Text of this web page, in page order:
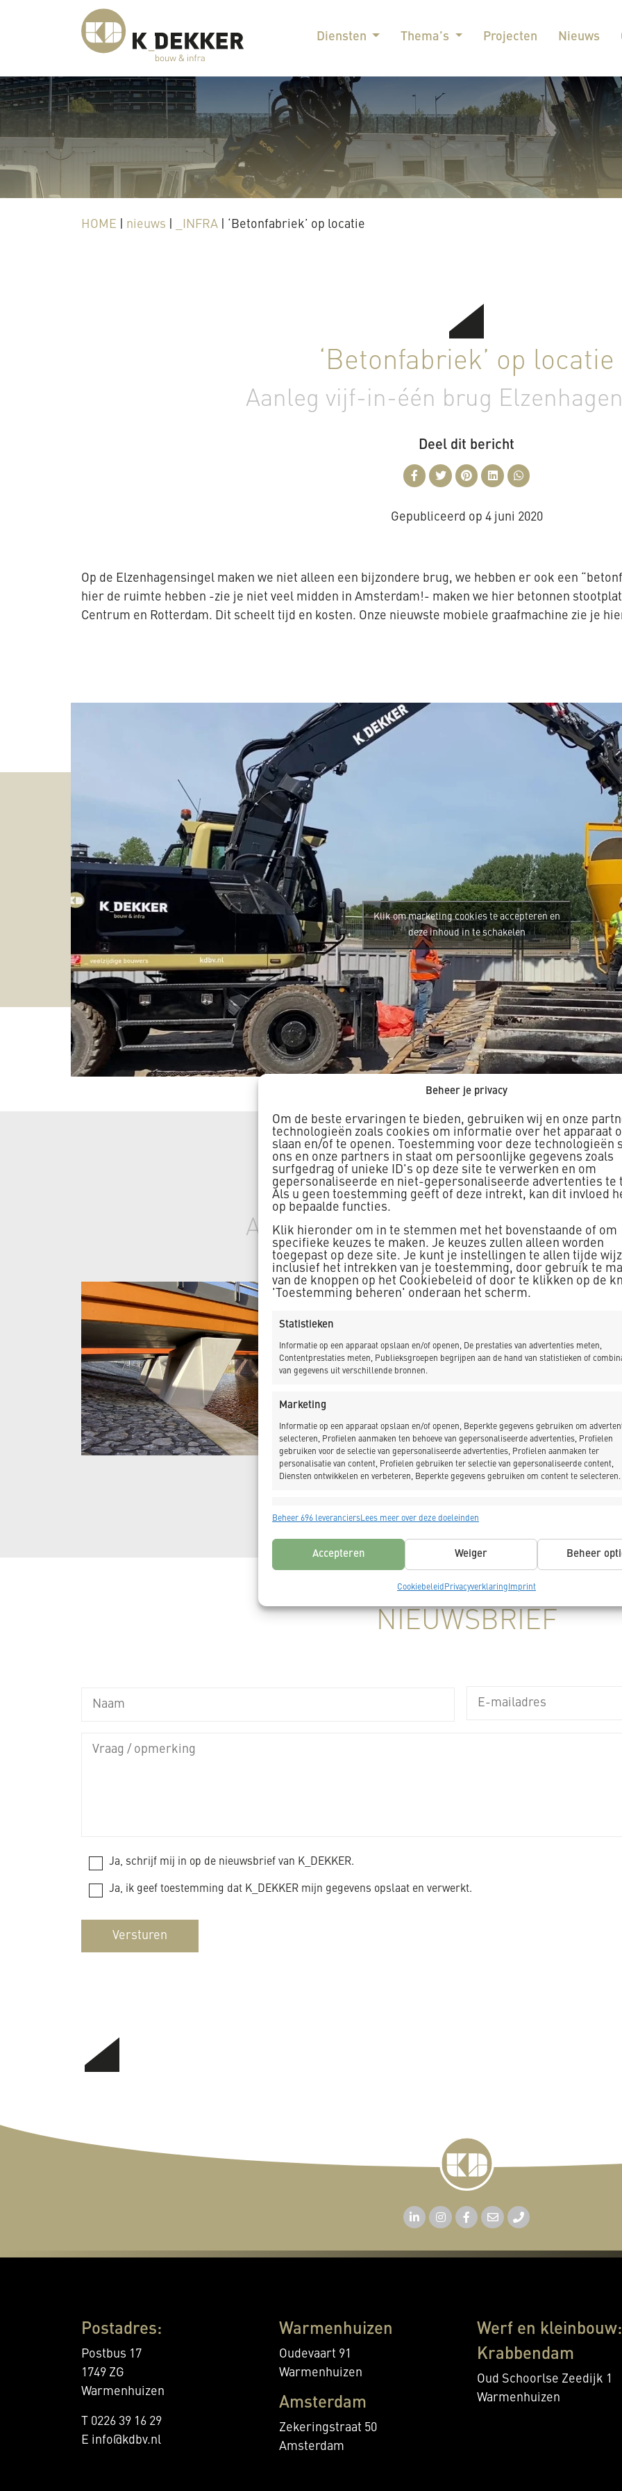
Beheer je privacy
Om de beste ervaringen te bieden, gebruiken wij en onze
technologieën zoals cookies om informatie over het apparaat
slaan en/of te openen. Toestemming voor deze technologieën
ons en onze partners in staat om persoonlijke gegevens zoals
surfgedrag of unieke ID's op deze site te verwerken en om
gepersonaliseerde en niet-gepersonaliseerde advertenties te
Als u geen toestemming geeft of deze intrekt, kan dit invloed
op bepaalde functies.
Klik hieronder om in te stemmen met het bovenstaande of om
specifieke keuzes te maken. Je keuzes zullen alleen worden
toegepast op deze site. Je kunt je instellingen te allen tijde
inclusief het intrekken van je toestemming, door gebruik te
van de knoppen op het Cookiebeleid of door te klikken op de
'Toestemming beheren' onderaan het scherm.
Statistieken
Informatie op een apparaat opslaan en/of openen, De prestaties van advertenties meten,
Contentprestaties meten, Publieksgroepen begrijpen aan de hand van statistieken of
van gegevens uit verschillende bronnen.
Marketing
Informatie op een apparaat opslaan en/of openen, Beperkte gegevens gebruiken om
selecteren, Profielen aanmaken ten behoeve van gepersonaliseerde advertenties, Profielen
gebruiken voor de selectie van gepersonaliseerde advertenties, Profielen aanmaken ter
personalisatie van content, Profielen gebruiken ter selectie van gepersonaliseerde content,
Diensten ontwikkelen en verbeteren, Beperkte gegevens gebruiken om content te selecteren.
Verschillende apparaten linken, Apparaten identificeren op basis van automatisch
verzonden informatie.
Zorg dragen voor beveiliging, fraude voorkomen en detecteren en
fouten opsporen, Advertenties en content leveren en tonen,
Privacykeuzes opslaan en delen.
Beheer 696 leveranciersLees meer over deze doeleinden
Accepteren Weiger Beheer
Cookiebeleid Privacyverklaring Imprint
Diensten Thema’s Projecten Nieuws
HOME nieuws _INFRA ‘Betonfabriek’ op locatie
‘Betonfabriek’ op locatie
Aanleg vijf-in-één brug
Deel dit bericht
Gepubliceerd op 4 juni 2020
Op de Elzenhagensingel maken we niet alleen een bijzondere brug, we hebben er ook een
hier de ruimte hebben -zie je niet veel midden in Amsterdam!- maken we hier betonnen
Centrum en Rotterdam. Dit scheelt tijd en kosten. Onze nieuwste mobiele graafmachine zie je
Klik om marketing cookies te accepteren en
deze inhoud in te schakelen
PROJECTINFORMATIE
Aanleg vijf-in-één brug
Amsterdam
Het gebied rondom
Centrumgebied
een nieuw stedelijk
diverse voorzieningen.
winkelen en
brug met vijf
Purmerweg met de
NIEUWSBRIEF
Ja, schrijf mij in op de nieuwsbrief van K_DEKKER.
Ja, ik geef toestemming dat K_DEKKER mijn gegevens opslaat en verwerkt.
Postadres:
Postbus 17
1749 ZG
Warmenhuizen
T 0226 39 16 29
E info@kdbv.nl
Warmenhuizen
Oudevaart 91
Warmenhuizen
Amsterdam
Zekeringstraat 50
Amsterdam
Werf en kleinbouw:
Krabbendam
Oud Schoorlse Zeedijk 1
Warmenhuizen